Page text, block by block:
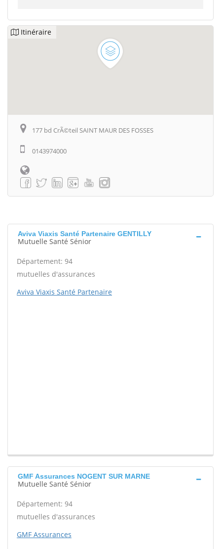
Itinéraire
177 bd CrÃ©teil SAINT MAUR DES FOSSES
0143974000
Aviva Viaxis Santé Partenaire GENTILLY
Mutuelle Santé Sénior
Département: 94
mutuelles d'assurances
Aviva Viaxis Santé Partenaire
GMF Assurances NOGENT SUR MARNE
Mutuelle Santé Sénior
Département: 94
mutuelles d'assurances
GMF Assurances